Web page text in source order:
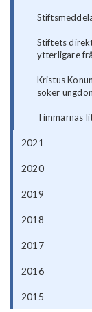
Stiftets
ytterligare
Kristus
söker
Timmarnas
2021
2020
2019
2018
2017
2016
2015